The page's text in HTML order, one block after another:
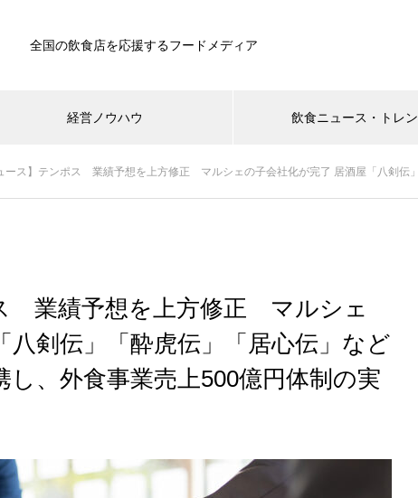
全国の飲食店を応援するフードメディア
経営ノウハウ 飲食ニュース・トレ
ス】テンポス 業績予想を上方修正 マルシェの子会社化が完了 居酒屋「八剣伝」「酔虎伝」「居心
業績予想を上方修正 マルシェ
八剣伝」「酔虎伝」「居心伝」など
、外食事業売上500億円体制の実